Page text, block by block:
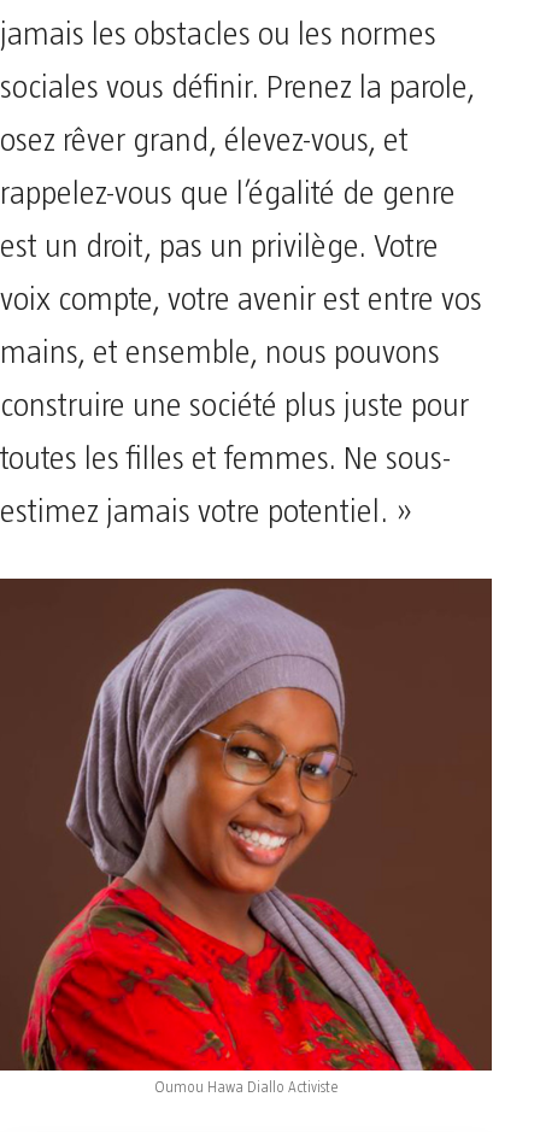
jamais les obstacles ou les normes
sociales vous définir. Prenez la parole,
osez rêver grand, élevez-vous, et
rappelez-vous que l’égalité de genre
est un droit, pas un privilège. Votre
voix compte, votre avenir est entre vos
mains, et ensemble, nous pouvons
construire une société plus juste pour
toutes les filles et femmes. Ne sous-
estimez jamais votre potentiel. »
Oumou Hawa Diallo Activiste